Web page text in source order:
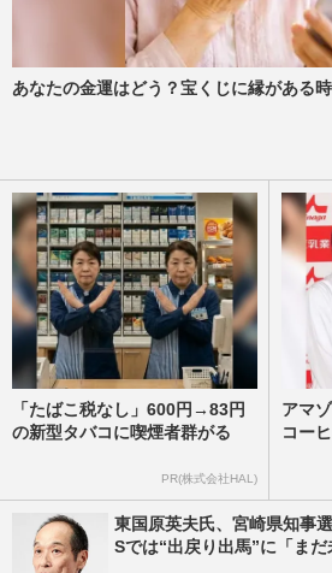
あなたの金運はどう？宝くじに縁がある
「たばこ税なし」600円→83円
の新型タバコに喫煙者群がる
PR(株式会社HAL)
アマ
コー
東国原英夫氏、宮崎県知事
Sでは“出戻り出馬”に「まだ